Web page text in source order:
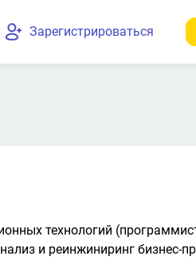
Зарегистрироваться
технологий
и реинжиниринг бизнес-